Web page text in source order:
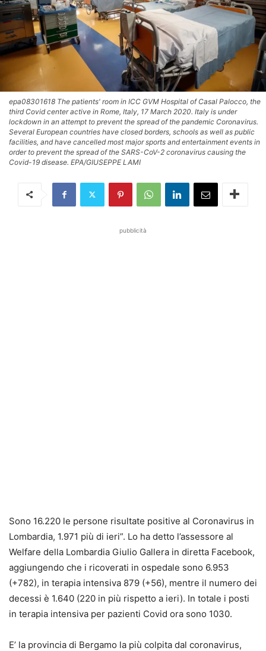
epa08301618 The patients' room in ICC GVM Hospital of Casal Palocco, the
third Covid center active in Rome, Italy, 17 March 2020. Italy is under
lockdown in an attempt to prevent the spread of the pandemic Coronavirus.
Several European countries have closed borders, schools as well as public
facilities, and have cancelled most major sports and entertainment events in
order to prevent the spread of the SARS-CoV-2 coronavirus causing the
Covid-19 disease. EPA/GIUSEPPE LAMI
pubblicità
Sono 16.220 le persone risultate positive al Coronavirus in
Lombardia, 1.971 più di ieri”. Lo ha detto l’assessore al
Welfare della Lombardia Giulio Gallera in diretta Facebook,
aggiungendo che i ricoverati in ospedale sono 6.953
(+782), in terapia intensiva 879 (+56), mentre il numero dei
decessi è 1.640 (220 in più rispetto a ieri). In totale i posti
in terapia intensiva per pazienti Covid ora sono 1030.
E’ la provincia di Bergamo la più colpita dal coronavirus,